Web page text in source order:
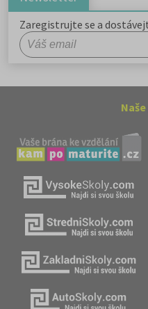
Zaregistrujte se a